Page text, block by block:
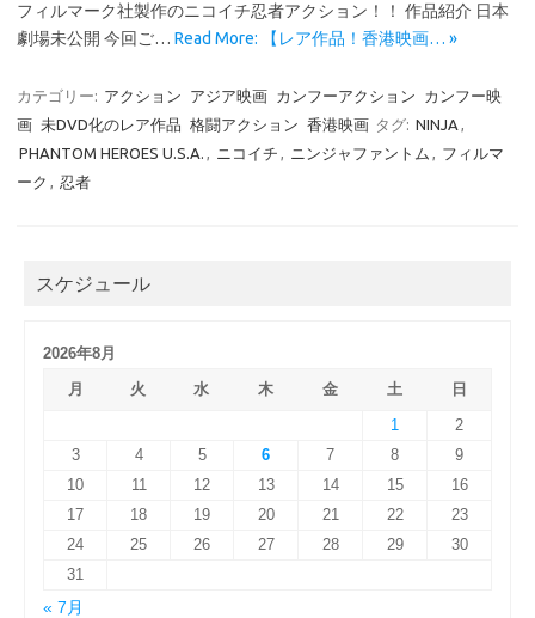
フィルマーク社製作のニコイチ忍者アクション！！ 作品紹介 日本
劇場未公開 今回ご… Read More: 【レア作品！香港映画… »
カテゴリー: アクション アジア映画 カンフーアクション
カンフー映
画 未DVD化のレア作品 格闘アクション 香港映画 タグ: NINJA ,
PHANTOM HEROES U.S.A. , ニコイチ , ニンジャファントム , フィルマ
ーク , 忍者
スケジュール
2026年8月
月
火 水 木 金 土
日
1
2
3
4 5 6 7 8
9
10
11 12 13 14 15
16
17
18 19 20 21 22
23
24
25 26 27 28 29
30
31
« 7月